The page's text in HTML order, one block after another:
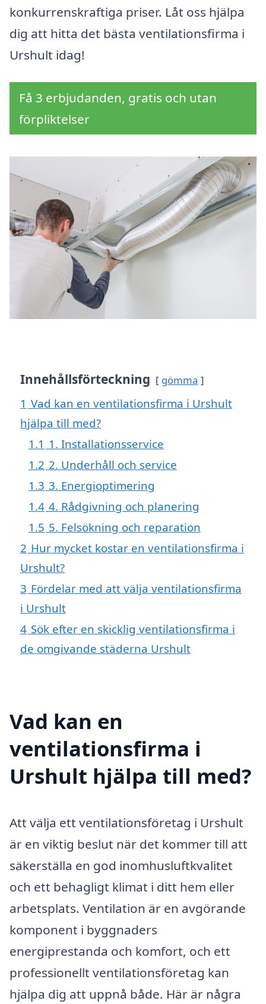
konkurrenskraftiga priser. Låt oss hjälpa
dig att hitta det bästa ventilationsfirma i
Urshult idag!
Få 3 erbjudanden, gratis och utan
förpliktelser
Innehållsförteckning gömma
1 Vad kan en ventilationsfirma i Urshult
hjälpa till med?
1.1 1. Installationsservice
1.2 2. Underhåll och service
1.3 3. Energioptimering
1.4 4. Rådgivning och planering
1.5 5. Felsökning och reparation
2 Hur mycket kostar en ventilationsfirma i
Urshult?
3 Fördelar med att välja ventilationsfirma
i Urshult
4 Sök efter en skicklig ventilationsfirma i
de omgivande städerna Urshult
Vad kan en
ventilationsfirma i
Urshult hjälpa till med?
Att välja ett ventilationsföretag i Urshult
är en viktig beslut när det kommer till att
säkerställa en god inomhusluftkvalitet
och ett behagligt klimat i ditt hem eller
arbetsplats. Ventilation är en avgörande
komponent i byggnaders
energiprestanda och komfort, och ett
professionellt ventilationsföretag kan
hjälpa dig att uppnå både. Här är några